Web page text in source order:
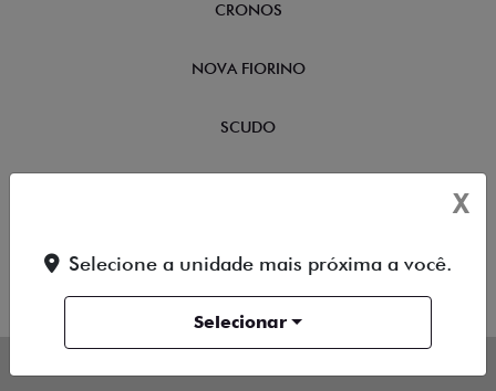
CRONOS
NOVA FIORINO
SCUDO
ARGO
X
Selecione a unidade mais próxima a você.
Selecionar